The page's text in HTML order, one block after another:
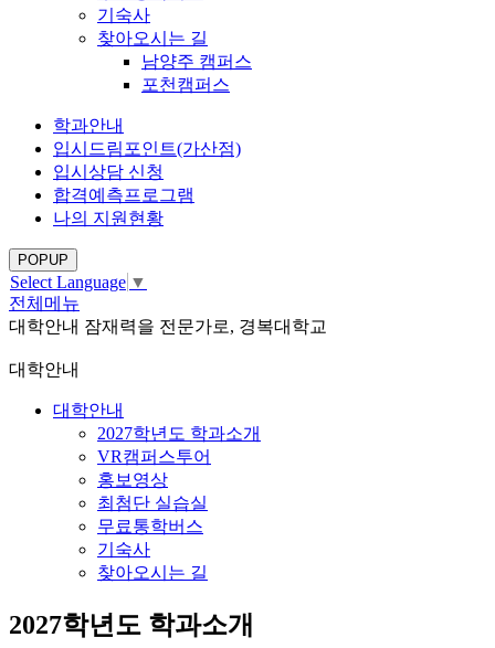
기숙사
찾아오시는 길
남양주 캠퍼스
포천캠퍼스
학과안내
입시드림포인트(가산점)
입시상담 신청
합격예측프로그램
나의 지원현황
POPUP
Select Language ▼
전체메뉴
대학안내 잠재력을 전문가로, 경복대학교
대학안내
대학안내
2027학년도 학과소개
VR캠퍼스투어
홍보영상
최첨단 실습실
무료통학버스
기숙사
찾아오시는 길
2027학년도 학과소개